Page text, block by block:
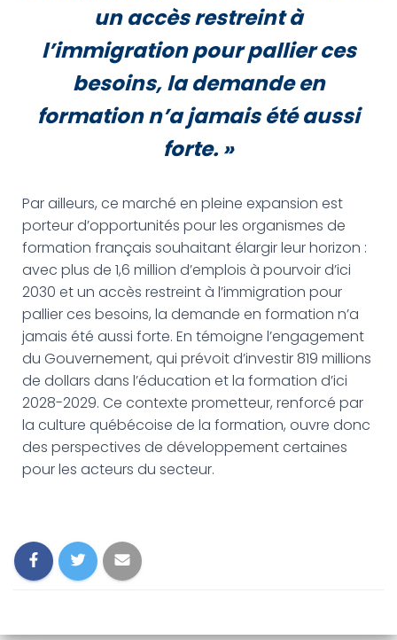
un accès restreint à
l’immigration pour pallier ces
besoins, la demande en
formation n’a jamais été aussi
forte.»
Par ailleurs, ce marché en pleine expansion est
porteur d’opportunités pour les organismes de
formation français souhaitant élargir leur horizon :
avec plus de 1,6 million d’emplois à pourvoir d’ici
2030 et un accès restreint à l’immigration pour
pallier ces besoins, la demande en formation n’a
jamais été aussi forte. En témoigne l’engagement
du Gouvernement, qui prévoit d’investir 819 millions
de dollars dans l’éducation et la formation d’ici
2028-2029. Ce contexte prometteur, renforcé par
la culture québécoise de la formation, ouvre donc
des perspectives de développement certaines
pour les acteurs du secteur.